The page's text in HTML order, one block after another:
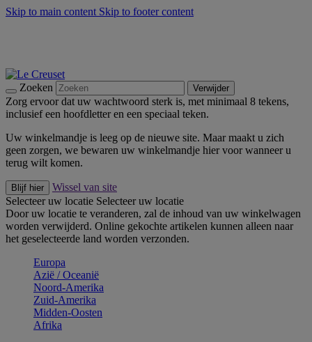
Skip to main content Skip to footer content
Zoeken Verwijder
Zorg ervoor dat uw wachtwoord sterk is, met minimaal 8 tekens,
inclusief een hoofdletter en een speciaal teken.
Uw winkelmandje is leeg op de nieuwe site. Maar maakt u zich
geen zorgen, we bewaren uw winkelmandje hier voor wanneer u
terug wilt komen.
Blijf hier
Wissel van site
Selecteer uw locatie Selecteer uw locatie
Door uw locatie te veranderen, zal de inhoud van uw winkelwagen
worden verwijderd. Online gekochte artikelen kunnen alleen naar
het geselecteerde land worden verzonden.
Europa
Aziё / Oceaniё
Noord-Amerika
Zuid-Amerika
Midden-Oosten
Afrika